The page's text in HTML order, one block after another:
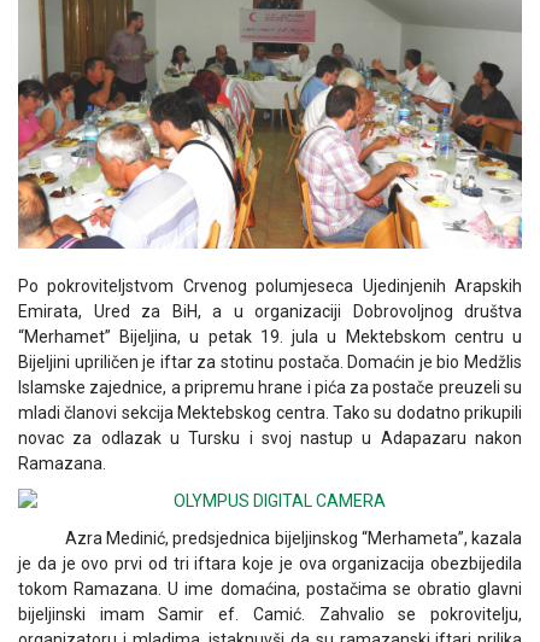
Po pokroviteljstvom Crvenog polumjeseca Ujedinjenih Arapskih
Emirata, Ured za BiH, a u organizaciji Dobrovoljnog društva
“Merhamet” Bijeljina, u petak 19. jula u Mektebskom centru u
Bijeljini upriličen je iftar za stotinu postača. Domaćin je bio Medžlis
Islamske zajednice, a pripremu hrane i pića za postače preuzeli su
mladi članovi sekcija Mektebskog centra. Tako su dodatno prikupili
novac za odlazak u Tursku i svoj nastup u Adapazaru nakon
Ramazana.
Azra Medinić, predsjednica bijeljinskog “Merhameta”, kazala
je da je ovo prvi od tri iftara koje je ova organizacija obezbijedila
tokom Ramazana. U ime domaćina, postačima se obratio glavni
bijeljinski imam Samir ef. Camić. Zahvalio se pokrovitelju,